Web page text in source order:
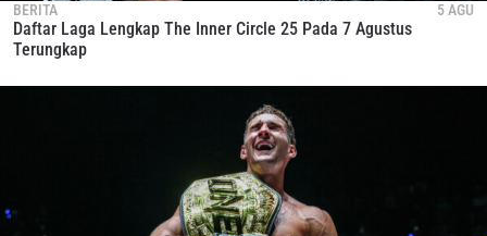
BERITA 5 AGU
Daftar Laga Lengkap The Inner Circle 25 Pada 7 Agustus
Terungkap